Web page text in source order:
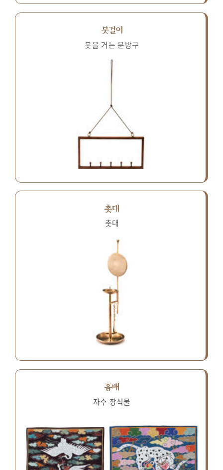
붓걸이
붓을 거는 문방구
촛대
촛대
흉배
자수 장식물